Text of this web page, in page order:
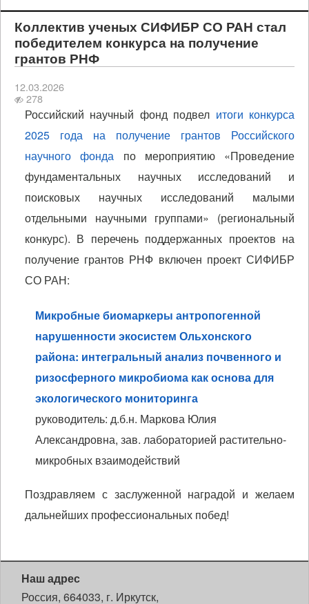
Коллектив ученых СИФИБР СО РАН стал
победителем конкурса на получение
грантов РНФ
12.03.2026
278
Российский научный фонд подвел итоги конкурса
2025 года на получение грантов Российского
научного фонда по мероприятию «Проведение
фундаментальных научных исследований и
поисковых научных исследований малыми
отдельными научными группами» (региональный
конкурс). В перечень поддержанных проектов на
получение грантов РНФ включен проект СИФИБР
СО РАН:
Микробные биомаркеры антропогенной
нарушенности экосистем Ольхонского
района: интегральный анализ почвенного и
ризосферного микробиома как основа для
экологического мониторинга
руководитель: д.б.н. Маркова Юлия
Александровна, зав. лабораторией растительно-
микробных взаимодействий
Поздравляем с заслуженной наградой и желаем
дальнейших профессиональных побед!
Наш адрес
Россия, 664033, г. Иркутск,